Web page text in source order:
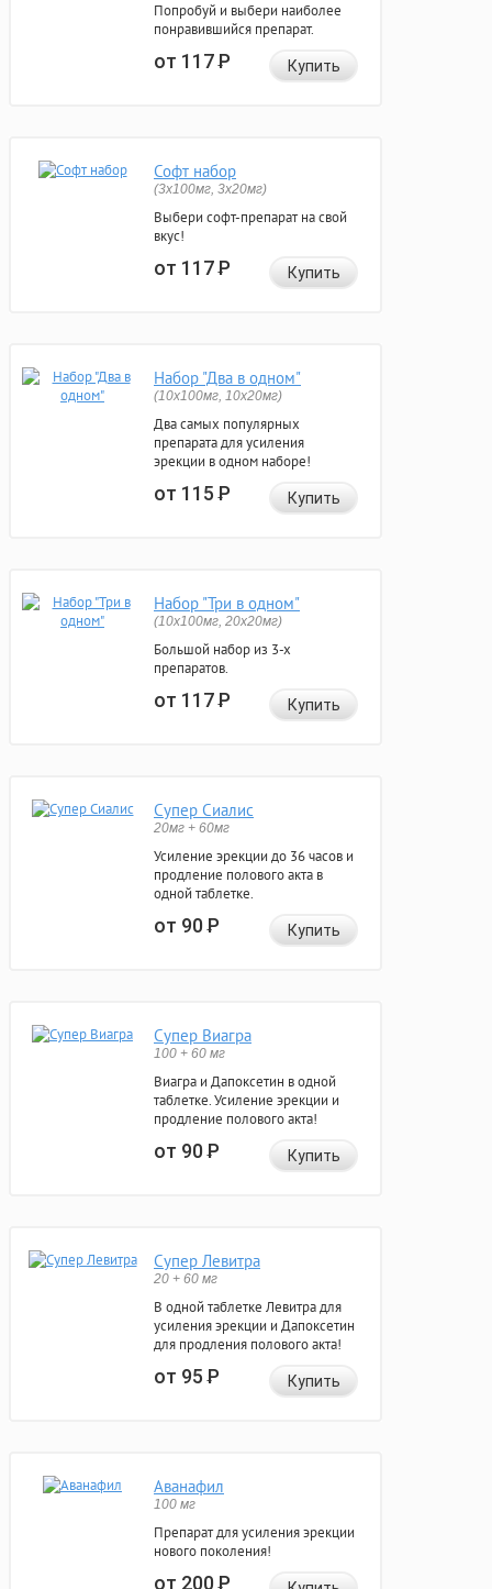
Попробуй и выбери наиболее
понравившийся препарат.
от 117Р Купить
Софт набор
(3x100мг, 3x20мг)
Выбери софт-препарат на свой
вкус!
от 117Р Купить
Набор "Два в одном"
(10x100мг, 10x20мг)
Два самых популярных
препарата для усиления
эрекции в одном наборе!
от 115Р Купить
Набор "Три в одном"
(10x100мг, 20x20мг)
Большой набор из 3-х
препаратов.
от 117Р Купить
Супер Сиалис
20мг + 60мг
Усиление эрекции до 36 часов и
продление полового акта в
одной таблетке.
от 90Р Купить
Супер Виагра
100 + 60 мг
Виагра и Дапоксетин в одной
таблетке. Усиление эрекции и
продление полового акта!
от 90Р Купить
Супер Левитра
20 + 60 мг
В одной таблетке Левитра для
усиления эрекции и Дапоксетин
для продления полового акта!
от 95Р Купить
Аванафил
100 мг
Препарат для усиления эрекции
нового поколения!
от 200Р